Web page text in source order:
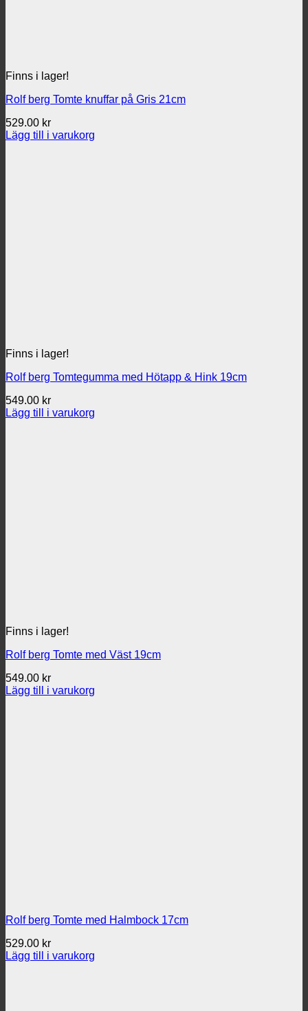
Finns i lager!
Rolf berg Tomte knuffar på Gris 21cm
529.00 kr
Lägg till i varukorg
Finns i lager!
Rolf berg Tomtegumma med Hötapp & Hink 19cm
549.00 kr
Lägg till i varukorg
Finns i lager!
Rolf berg Tomte med Väst 19cm
549.00 kr
Lägg till i varukorg
Rolf berg Tomte med Halmbock 17cm
529.00 kr
Lägg till i varukorg